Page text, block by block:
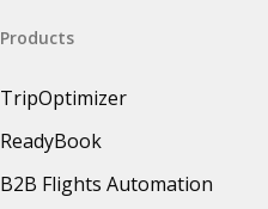
Products
TripOptimizer
ReadyBook
B2B Flights Automation